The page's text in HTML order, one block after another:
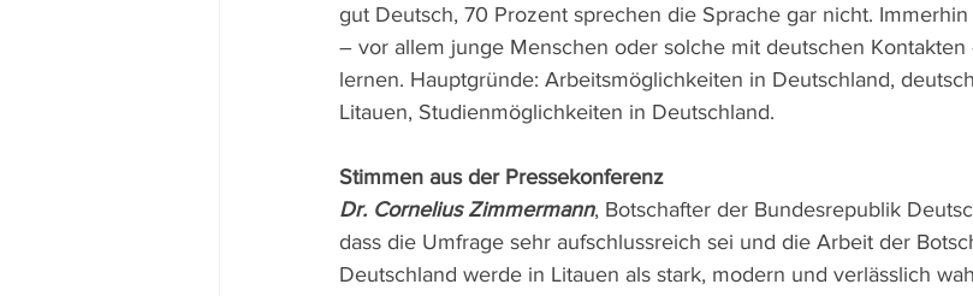
gut Deutsch, 70 Prozent sprechen die Sprache gar nicht.
– vor allem junge Menschen oder solche mit deutschen
lernen. Hauptgründe: Arbeitsmöglichkeiten in Deutschland,
Litauen, Studienmöglichkeiten in Deutschland.
Stimmen aus der Pressekonferenz
Dr. Cornelius Zimmermann, Botschafter der Bundesrepublik
dass die Umfrage sehr aufschlussreich sei und die Arbeit der
Deutschland werde in Litauen als stark, modern und verlässlich